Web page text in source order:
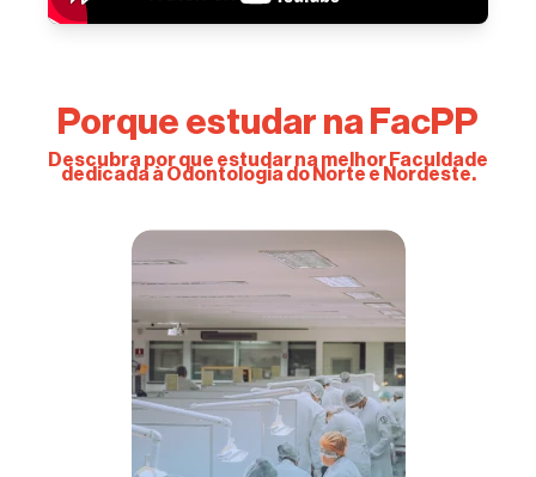
Porque estudar na FacPP
Descubra por que estudar na melhor Faculdade
dedicada à Odontologia do Norte e Nordeste.